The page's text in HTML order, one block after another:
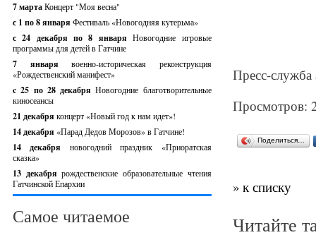
7 мартаКонцерт "Моя весна"
с 1 по 8 января Фестиваль «Новогодняя кутерьма»
с 24 декабря по 8 январяНовогодние игровые
программы для детей в Гатчине
7 январявоенно-историческая реконструкция
«Рождественский манифест»
c 25 по 28 декабряНовогодние благотворительные
киносеансы
21 декабря концерт «Новый год к нам идет»!
14 декабря «Парад Дедов Морозов» в Гатчине!
14 декабря новогодний праздник «Приоратская
сказка»
13 декабрярождественские образовательные чтения
Гатчинской Епархии
Самое читаемое
Пресс-служба
Просмотров:
Поделиться…
» к списку
Читайте